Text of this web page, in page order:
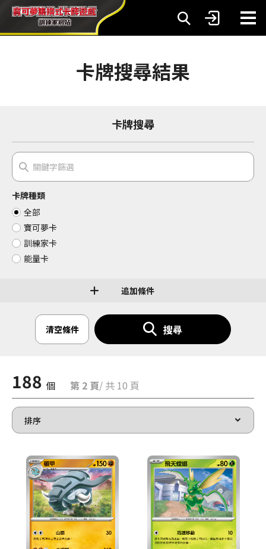
卡牌搜尋結果
卡牌搜尋
卡牌種類
全部
寶可夢卡
訓練家卡
能量卡
追加條件
清空條件 搜尋
188 個 第 2 頁/ 共 10 頁